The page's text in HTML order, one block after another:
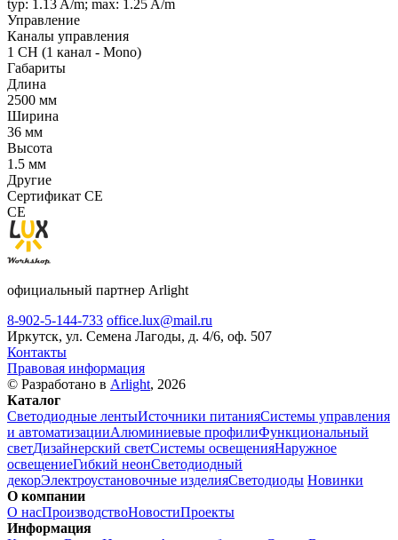
typ: 1.13 A/m; max: 1.25 A/m
Управление
Каналы управления
1 CH (1 канал - Mono)
Габариты
Длина
2500 мм
Ширина
36 мм
Высота
1.5 мм
Другие
Сертификат CE
CE
официальный партнер Arlight
8-902-5-144-733 office.lux@mail.ru
Иркутск, ул. Семена Лагоды, д. 4/6, оф. 507
Контакты
Правовая информация
© Разработано в Arlight, 2026
Каталог
Светодиодные лентыИсточники питанияСистемы управления
и автоматизацииАлюминиевые профилиФункциональный
светДизайнерский светСистемы освещенияНаружное
освещениеГибкий неонСветодиодный
декорЭлектроустановочные изделияСветодиоды Новинки
О компании
О насПроизводствоНовостиПроекты
Информация